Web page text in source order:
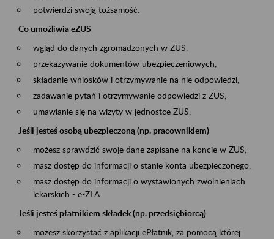
potwierdzi swoją tożsamość.
Co umożliwia eZUS
wgląd do danych zgromadzonych w ZUS,
przekazywanie dokumentów ubezpieczeniowych,
składanie wniosków i otrzymywanie na nie odpowiedzi,
zadawanie pytań i otrzymywanie odpowiedzi z ZUS,
umawianie się na wizyty w jednostce ZUS.
Jeśli jesteś osobą ubezpieczoną (np. pracownikiem)
możesz sprawdzić swoje dane zapisane na koncie w ZUS,
masz dostęp do informacji o stanie konta ubezpieczonego,
masz dostęp do informacji o wystawionych zwolnieniach
lekarskich - e-ZLA
Jeśli jesteś płatnikiem składek (np. przedsiębiorcą)
możesz skorzystać z aplikacji ePłatnik, za pomocą której